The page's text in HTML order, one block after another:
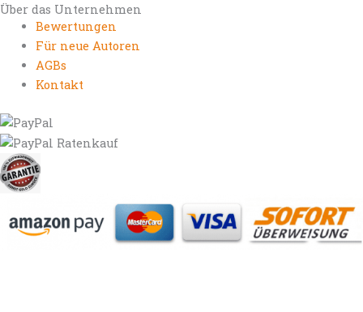
Über das Unternehmen
Bewertungen
Für neue Autoren
AGBs
Kontakt